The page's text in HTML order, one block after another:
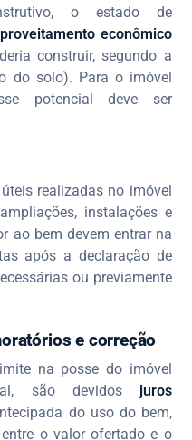
o estado de
econômico
construir, segundo a
do solo). Para o imóvel
potencial deve ser
realizadas no imóvel
instalações e
ao bem devem entrar na
após a declaração de
ou previamente
e correção
na posse do imóvel
são devidos juros
do uso do bem,
o valor ofertado e o